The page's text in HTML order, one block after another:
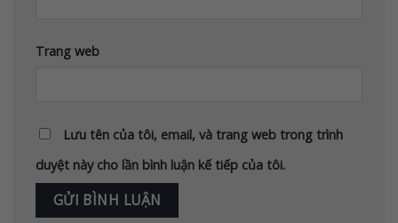
Trang web
Lưu tên của tôi, email, và trang web trong trình
duyệt này cho lần bình luận kế tiếp của tôi.